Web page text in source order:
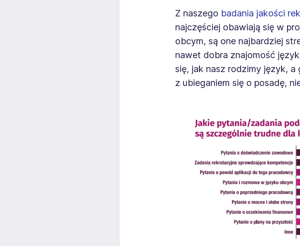
Z naszego badania jakości
najczęściej obawiają się w
obcym, są one najbardziej
nawet dobra znajomość
się, jak nasz rodzimy język,
z ubieganiem się o posadę,